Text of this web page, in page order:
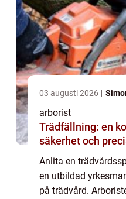
03 augusti 2026
arborist
Trädfällning: en
säkerhet och
Anlita en
en utbildad
på trädvård.